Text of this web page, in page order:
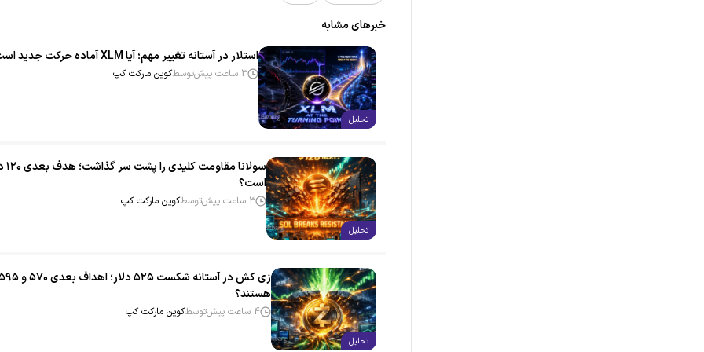
خبر‌های مشابه
تحلیل
استلار در آستانه تغییر مهم؛ آیا XLM آماده حرکت جدید است؟
3 ساعت پیش توسطکوین مارکت کپ
تحلیل
سولانا
است؟
3 ساعت پیش توسطکوین مارکت کپ
تحلیل
هستند؟
4 ساعت پیش توسطکوین مارکت کپ